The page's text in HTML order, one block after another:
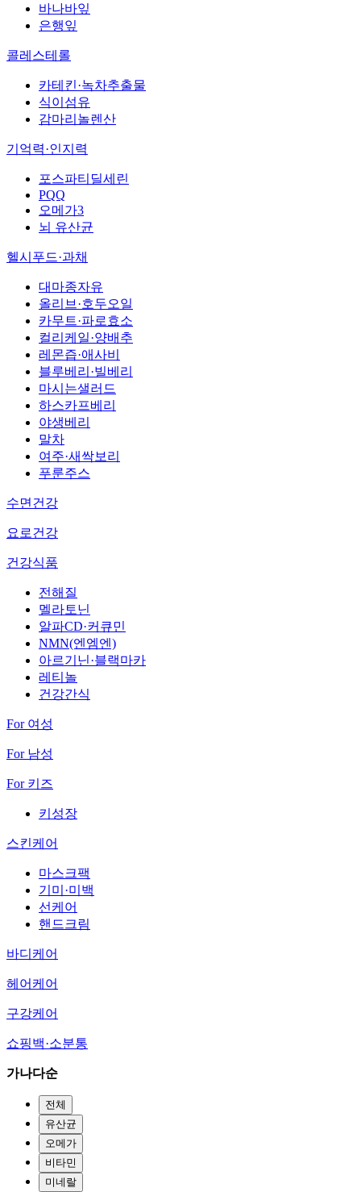
바나바잎
은행잎
콜레스테롤
카테킨·녹차추출물
식이섬유
감마리놀렌산
기억력·인지력
포스파티딜세린
PQQ
오메가3
뇌 유산균
헬시푸드·과채
대마종자유
올리브·호두오일
카무트·파로효소
컬리케일·양배추
레몬즙·애사비
블루베리·빌베리
마시는샐러드
하스카프베리
야생베리
말차
여주·새싹보리
푸룬주스
수면건강
요로건강
건강식품
전해질
멜라토닌
알파CD·커큐민
NMN(엔엠엔)
아르기닌·블랙마카
레티놀
건강간식
For 여성
For 남성
For 키즈
키성장
스킨케어
마스크팩
기미·미백
선케어
핸드크림
바디케어
헤어케어
구강케어
쇼핑백·소분통
가나다순
전체
유산균
오메가
비타민
미네랄